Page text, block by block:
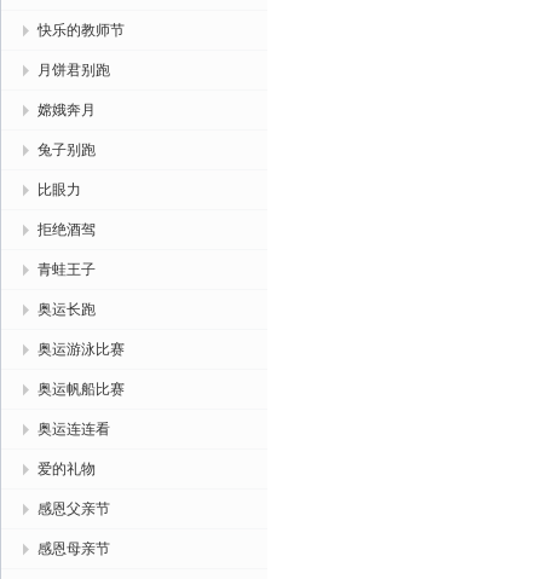
快乐的教师节
月饼君别跑
嫦娥奔月
兔子别跑
比眼力
拒绝酒驾
青蛙王子
奥运长跑
奥运游泳比赛
奥运帆船比赛
奥运连连看
爱的礼物
感恩父亲节
感恩母亲节